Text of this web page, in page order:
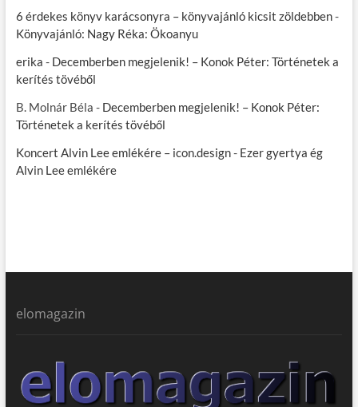
6 érdekes könyv karácsonyra – könyvajánló kicsit zöldebben-
Könyvajánló: Nagy Réka: Ökoanyu
erika - Decemberben megjelenik! – Konok Péter: Történetek a
kerítés tövéből
B. Molnár Béla - Decemberben megjelenik! – Konok Péter:
Történetek a kerítés tövéből
Koncert Alvin Lee emlékére – icon.design- Ezer gyertya ég
Alvin Lee emlékére
elomagazin